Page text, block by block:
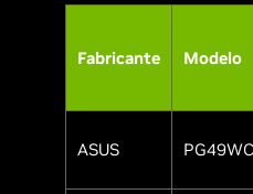
Fabricante Modelo
ASUS